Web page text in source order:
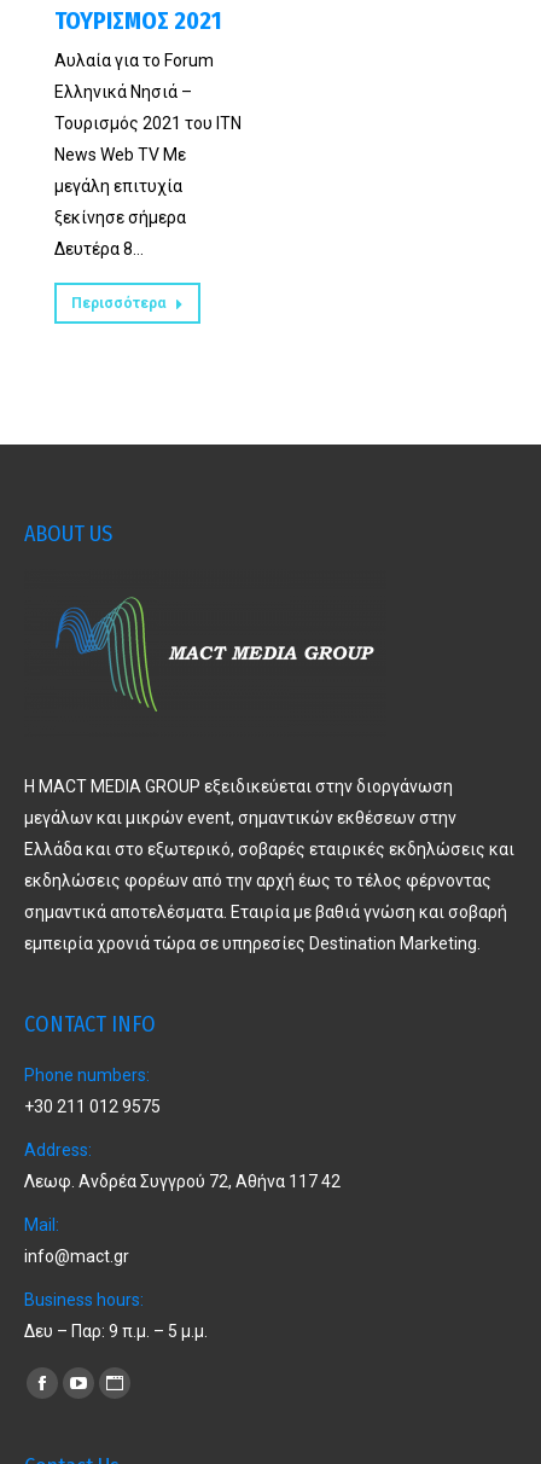
ΤΟΥΡΙΣΜΟΣ 2021
Αυλαία για το Forum
Ελληνικά Νησιά –
Τουρισμός 2021 του ITN
News Web TV Με
μεγάλη επιτυχία
ξεκίνησε σήμερα
Δευτέρα 8…
Περισσότερα
ABOUT US
Η MACT MEDIA GROUP εξειδικεύεται στην διοργάνωση
μεγάλων και μικρών event, σημαντικών εκθέσεων στην
Ελλάδα και στο εξωτερικό, σοβαρές εταιρικές εκδηλώσεις και
εκδηλώσεις φορέων από την αρχή έως το τέλος φέρνοντας
σημαντικά αποτελέσματα. Εταιρία με βαθιά γνώση και σοβαρή
εμπειρία χρονιά τώρα σε υπηρεσίες Destination Marketing.
CONTACT INFO
Phone numbers:
+30 211 012 9575
Address:
Λεωφ. Ανδρέα Συγγρού 72, Αθήνα 117 42
Mail:
info@mact.gr
Business hours:
Δευ – Παρ: 9 π.μ. – 5 μ.μ.
Find us on:
Facebook
YouTubeWebsite